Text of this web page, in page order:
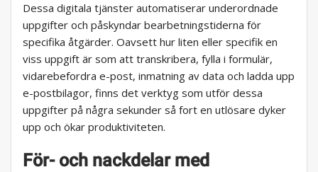
Dessa digitala tjänster automatiserar underordnade
uppgifter och påskyndar bearbetningstiderna för
specifika åtgärder. Oavsett hur liten eller specifik en
viss uppgift är som att transkribera, fylla i formulär,
vidarebefordra e-post, inmatning av data och ladda upp
e-postbilagor, finns det verktyg som utför dessa
uppgifter på några sekunder så fort en utlösare dyker
upp och ökar produktiviteten.
För- och nackdelar med